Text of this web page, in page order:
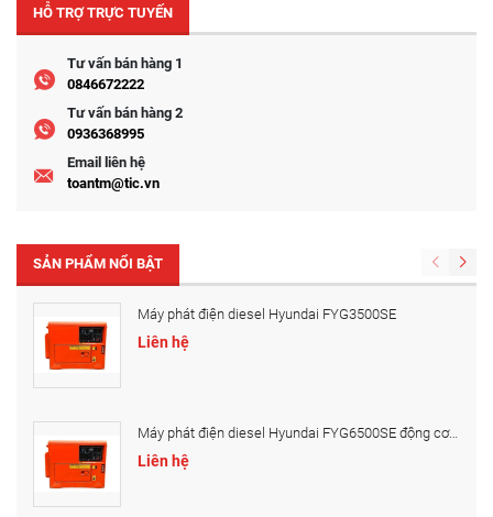
HỖ TRỢ TRỰC TUYẾN
Tư vấn bán hàng 1
0846672222
Tư vấn bán hàng 2
0936368995
Email liên hệ
toantm@tic.vn
SẢN PHẨM NỔI BẬT
Máy phát điện diesel Hyundai FYG3500SE
Liên hệ
Máy phát điện diesel Hyundai FYG6500SE động cơ ...
Liên hệ